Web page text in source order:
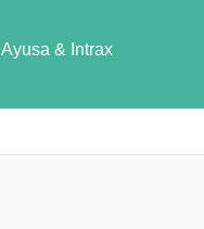
Ayusa & Intrax